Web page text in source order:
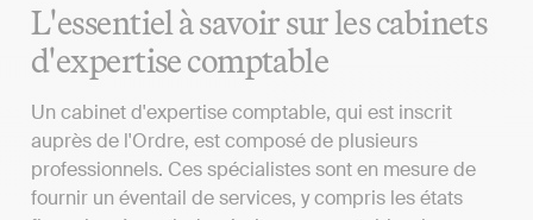
L'essentiel à savoir sur les cabinets
d'expertise comptable
Un cabinet d'expertise comptable, qui est inscrit
auprès de l'Ordre, est composé de plusieurs
professionnels. Ces spécialistes sont en mesure de
fournir un éventail de services, y compris les états